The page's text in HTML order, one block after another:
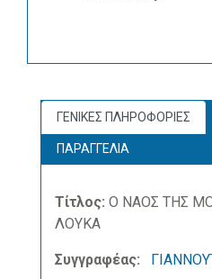
ΓΕΝΙΚΕΣ ΠΛΗΡΟΦΟΡΙΕΣ
ΠΑΡΑΓΓΕΛΙΑ
Τίτλος: Ο ΝΑΟΣ ΤΗΣ
ΛΟΥΚΑ
Συγγραφέας: